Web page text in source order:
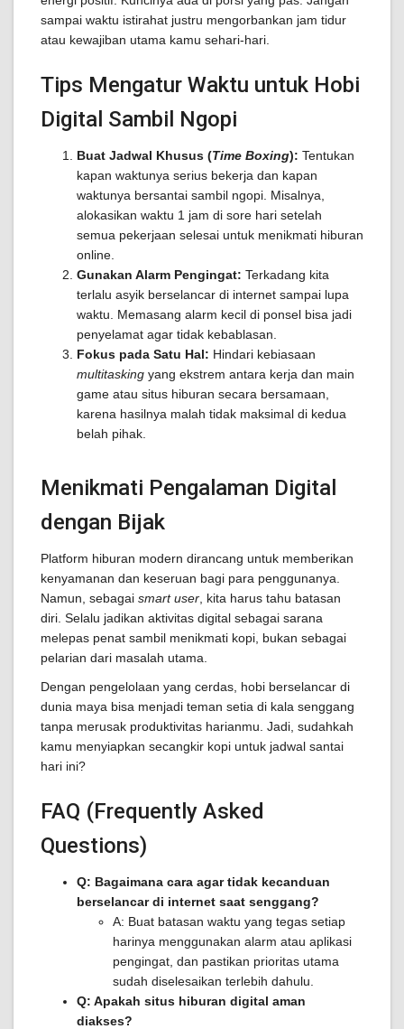
sampai waktu istirahat justru mengorbankan jam tidur
atau kewajiban utama kamu sehari-hari.
Tips Mengatur Waktu untuk Hobi
Digital Sambil Ngopi
Buat Jadwal Khusus (Time Boxing): Tentukan
kapan waktunya serius bekerja dan kapan
waktunya bersantai sambil ngopi. Misalnya,
alokasikan waktu 1 jam di sore hari setelah
semua pekerjaan selesai untuk menikmati hiburan
online.
Gunakan Alarm Pengingat: Terkadang kita
terlalu asyik berselancar di internet sampai lupa
waktu. Memasang alarm kecil di ponsel bisa jadi
penyelamat agar tidak kebablasan.
Fokus pada Satu Hal: Hindari kebiasaan
multitasking yang ekstrem antara kerja dan main
game atau situs hiburan secara bersamaan,
karena hasilnya malah tidak maksimal di kedua
belah pihak.
Menikmati Pengalaman Digital
dengan Bijak
Platform hiburan modern dirancang untuk memberikan
kenyamanan dan keseruan bagi para penggunanya.
Namun, sebagai smart user , kita harus tahu batasan
diri. Selalu jadikan aktivitas digital sebagai sarana
melepas penat sambil menikmati kopi, bukan sebagai
pelarian dari masalah utama.
Dengan pengelolaan yang cerdas, hobi berselancar di
dunia maya bisa menjadi teman setia di kala senggang
tanpa merusak produktivitas harianmu. Jadi, sudahkah
kamu menyiapkan secangkir kopi untuk jadwal santai
hari ini?
FAQ (Frequently Asked
Questions)
Q: Bagaimana cara agar tidak kecanduan
berselancar di internet saat senggang?
A: Buat batasan waktu yang tegas setiap
harinya menggunakan alarm atau aplikasi
pengingat, dan pastikan prioritas utama
sudah diselesaikan terlebih dahulu.
Q: Apakah situs hiburan digital aman
diakses?